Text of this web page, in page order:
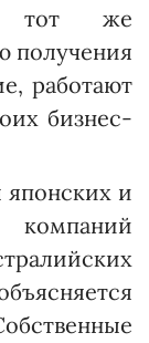
тот же
получения
работают
бизнес-
и
компаний